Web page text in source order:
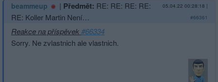
beammeup | Předmět: RE: RE: RE: RE:
RE: Koller Martin Není…
05.04.22 00:28:18 |
#66361
Reakce na příspěvek#66334
Sorry. Ne zvlastnich ale vlastnich.